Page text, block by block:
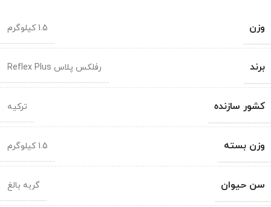
وزن 1.5 کیلوگرم
برند رفلکس پلاس Reflex Plus
کشور سازنده ترکیه
وزن بسته 1.5 کیلوگرم
سن حیوان گربه بالغ